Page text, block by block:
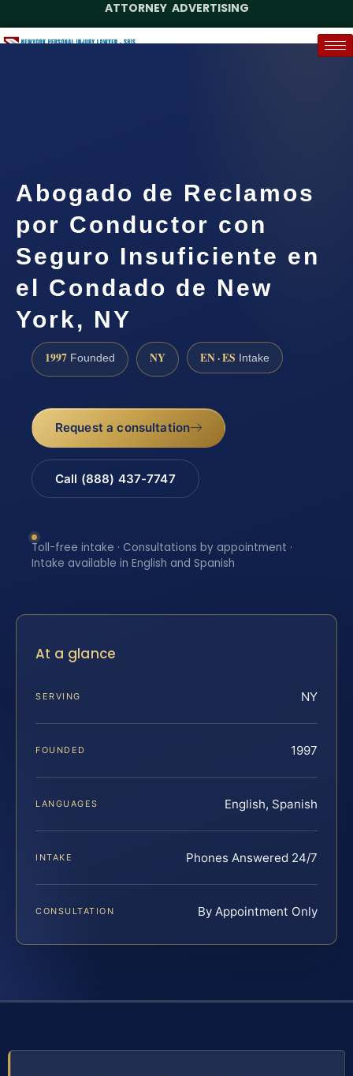
ATTORNEY ADVERTISING
Abogado de Reclamos
por Conductor con
Seguro Insuficiente en
el Condado de New
York, NY
1997 Founded NY EN · ES Intake
Request a consultation
Call (888) 437-7747
Toll-free intake · Consultations by appointment ·
Intake available in English and Spanish
At a glance
SERVING NY
FOUNDED 1997
LANGUAGES English, Spanish
INTAKE Phones Answered 24/7
CONSULTATION By Appointment Only